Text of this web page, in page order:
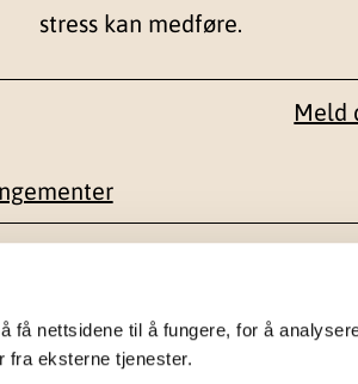
få nettsidene til å fungere, for å
fra eksterne tjenester.
stress kan medføre.
Meld
22 59 55 00